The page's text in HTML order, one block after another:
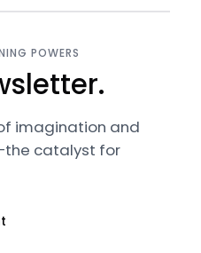
POWERS
imagination and
catalyst for